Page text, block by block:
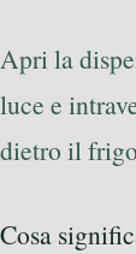
Apri la
luce e
dietro il
Cosa